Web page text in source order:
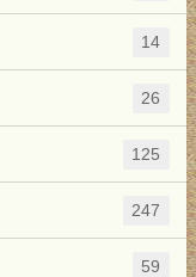
14
26
125
247
59